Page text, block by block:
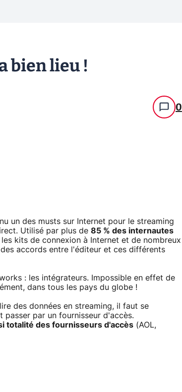
bien lieu !
0
un des musts sur Internet pour le streaming
Utilisé par plus de 85 % des internautes
kits de connexion à Internet et de nombreux
accords entre l'éditeur et ces différents
: les intégrateurs. Impossible en effet de
dans tous les pays du globe !
des données en streaming, il faut se
par un fournisseur d'accès.
totalité des fournisseurs d'accès (AOL,